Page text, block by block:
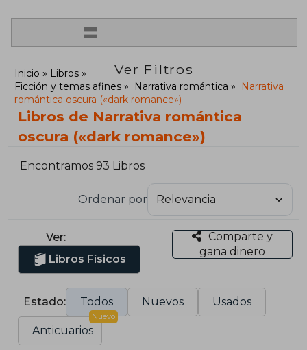
=
Ver Filtros
Inicio
Libros
Ficción y temas afines
Narrativa romántica
Narrativa
romántica oscura («dark romance»)
Libros de Narrativa romántica
oscura («dark romance»)
Encontramos 93 Libros
Ordenar por
Ver:
Libros Físicos
Comparte y
gana dinero
Estado: Todos Nuevos Usados
Anticuarios
Nuevo